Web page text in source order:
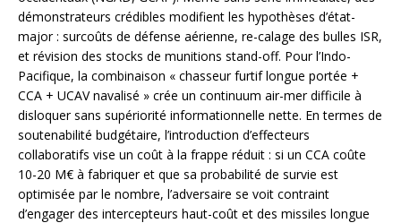
démonstrateurs crédibles modifient les hypothèses d’état-
major : surcoûts de défense aérienne, re-calage des bulles ISR,
et révision des stocks de munitions stand-off. Pour l’Indo-
Pacifique, la combinaison « chasseur furtif longue portée +
CCA + UCAV navalisé » crée un continuum air-mer difficile à
disloquer sans supériorité informationnelle nette. En termes de
soutenabilité budgétaire, l’introduction d’effecteurs
collaboratifs vise un coût à la frappe réduit : si un CCA coûte
10-20 M€ à fabriquer et que sa probabilité de survie est
optimisée par le nombre, l’adversaire se voit contraint
d’engager des intercepteurs haut-coût et des missiles longue